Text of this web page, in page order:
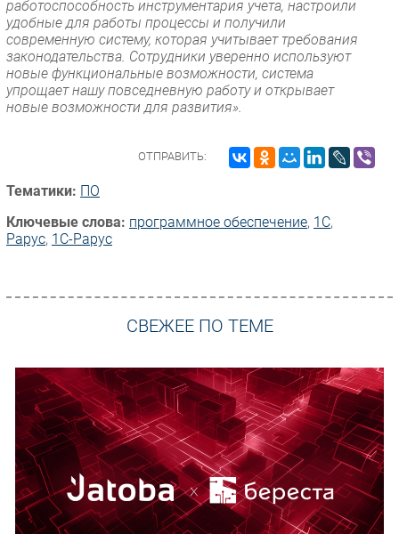
работоспособность инструментария учета, настроили
удобные для работы процессы и получили
современную систему, которая учитывает требования
законодательства. Сотрудники уверенно используют
новые функциональные возможности, система
упрощает нашу повседневную работу и открывает
новые возможности для развития».
ОТПРАВИТЬ:
Тематики: ПО
Ключевые слова: программное обеспечение, 1С,
Рарус, 1С-Рарус
СВЕЖЕЕ ПО ТЕМЕ